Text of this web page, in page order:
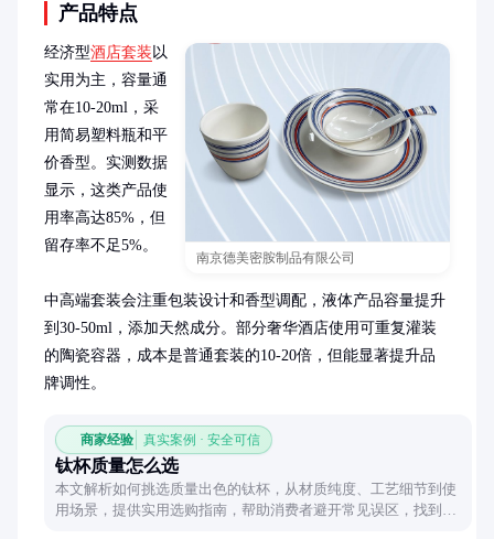
产品特点
南京德美密胺制品有限公司
经济型酒店套装 以
实用为主，容量通
常在10-20ml，采
用简易塑料瓶和平
价香型。实测数据
显示，这类产品使
用率高达85%，但
留存率不足5%。
中高端套装会注重包装设计和香型调配，液体产品容量提升
到30-50ml，添加天然成分。部分奢华酒店使用可重复灌装
的陶瓷容器，成本是普通套装的10-20倍，但能显著提升品
牌调性。
商家经验 真实案例 · 安全可信
钛杯质量怎么选
本文解析如何挑选质量出色的钛杯，从材质纯度、工艺细节到使
用场景，提供实用选购指南，帮助消费者避开常见误区，找到适